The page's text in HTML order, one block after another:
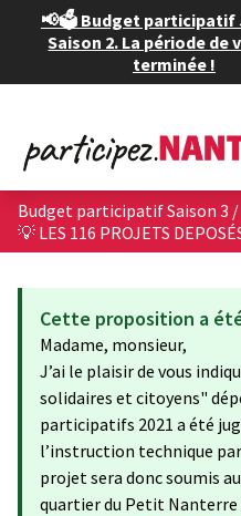
📢🗳️ Budget participatif
Saison 2. La période de
terminée !
Budget participatif Saison 3 /
💡 LES 116 PROJETS
Cette proposition a
Madame, monsieur,
J’ai le plaisir de vous
solidaires et citoyens"
participatifs 2021 a été
l’instruction technique
projet sera donc soumis
quartier du Petit Nanterre